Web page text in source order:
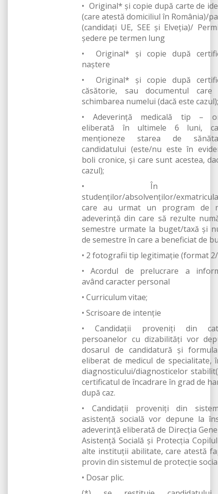
• Original* și copie după carte de
(care atestă domiciliul în România)/
(candidați UE, SEE și Elveția)/
ședere pe termen lung
• Original* și copie după
naștere
• Original* și copie după
căsătorie, sau documentul care
schimbarea numelui (dacă este cazul);
• Adeverință medicală tip –
eliberată în ultimele 6 luni,
menționeze starea de
candidatului (este/nu este în
boli cronice, și care sunt acestea,
cazul);
• În
studenților/absolvenților/
care au urmat un program de
adeverință din care să rezulte
semestre urmate la buget/taxă și
de semestre în care a beneficiat de
• 2 fotografii tip legitimație (format
• Acordul de prelucrare a
având caracter personal
• Curriculum vitae;
• Scrisoare de intenție
• Candidaţii proveniţi din
persoanelor cu dizabilități vor
dosarul de candidatură şi
eliberat de medicul de specialitate,
diagnosticului/diagnosticelor
certificatul de încadrare în grad de
după caz.
• Candidații proveniți din
asistență socială vor depune la
adeverință eliberată de Direcția
Asistență Socială și Protecția
alte instituții abilitate, care atestă
provin din sistemul de protecție
• Dosar plic.